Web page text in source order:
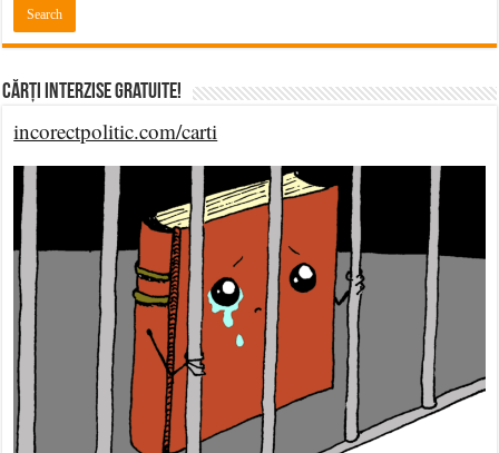
Cărți Interzise Gratuite!
incorectpolitic.com/carti